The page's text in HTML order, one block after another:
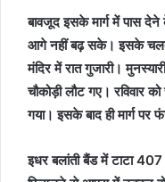
बावजूद इसके मार्ग में पास
आगे नहीं बढ़ सके। इसके
मंदिर में रात गुजारी।
चौकोड़ी लौट गए। रविवार
गया। इसके बाद ही मार्ग पर
इधर बलांती बैंड में टाटा